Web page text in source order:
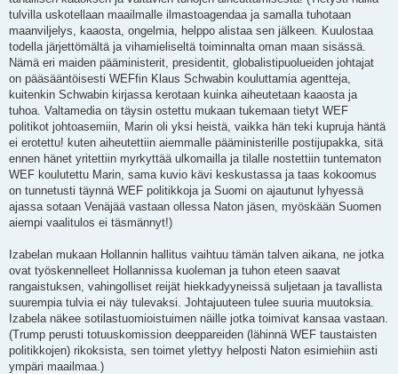
tulvilla uskotellaan maailmalle ilmastoagendaa ja samalla tuhotaan
maanviljelys, kaaosta, ongelmia, helppo alistaa sen jälkeen. Kuulostaa
todella järjettömältä ja vihamieliseltä toiminnalta oman maan sisässä.
Nämä eri maiden pääministerit, presidentit, globalistipuolueiden johtajat
on pääsääntöisesti WEFfin Klaus Schwabin kouluttamia agentteja,
kuitenkin Schwabin kirjassa kerotaan kuinka aiheutetaan kaaosta ja
tuhoa. Valtamedia on täysin ostettu mukaan tukemaan tietyt WEF
politikot johtoasemiin, Marin oli yksi heistä, vaikka hän teki kupruja häntä
ei erotettu! kuten aiheutettiin aiemmalle pääministerille postijupakka, sitä
ennen hänet yritettiin myrkyttää ulkomailla ja tilalle nostettiin tuntematon
WEF koulutettu Marin, sama kuvio kävi keskustassa ja taas kokoomus
on tunnetusti täynnä WEF politikkoja ja Suomi on ajautunut lyhyessä
ajassa sotaan Venäjää vastaan ollessa Naton jäsen, myöskään Suomen
aiempi vaalitulos ei täsmännyt!)
Izabelan mukaan Hollannin hallitus vaihtuu tämän talven aikana, ne jotka
ovat työskennelleet Hollannissa kuoleman ja tuhon eteen saavat
rangaistuksen, vahingolliset reijät hiekkadyyneissä suljetaan ja tavallista
suurempia tulvia ei näy tulevaksi. Johtajuuteen tulee suuria muutoksia.
Izabela näkee sotilastuomioistuimen näille jotka toimivat kansaa vastaan.
(Trump perusti totuuskomission deeppareiden (lähinnä WEF taustaisten
politikkojen) rikoksista, sen toimet ylettyy helposti Naton esimiehiin asti
ympäri maailmaa.)